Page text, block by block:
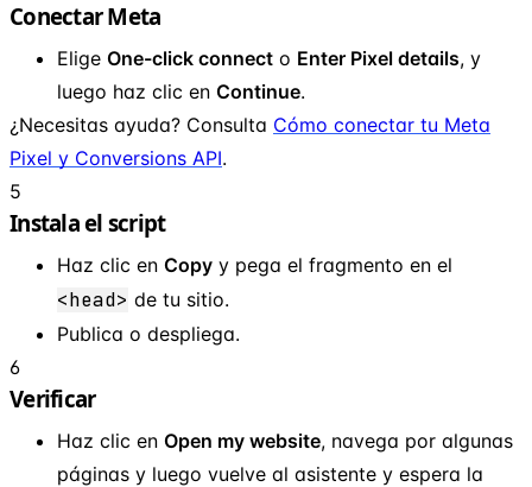
Conectar Meta
Elige One-click connect o Enter Pixel details, y
luego haz clic en Continue.
¿Necesitas ayuda? Consulta Cómo conectar tu Meta
Pixel y Conversions API.
5
Instala el script
Haz clic en Copy y pega el fragmento en el
<head> de tu sitio.
Publica o despliega.
6
Verificar
Haz clic en Open my website, navega por algunas
páginas y luego vuelve al asistente y espera la